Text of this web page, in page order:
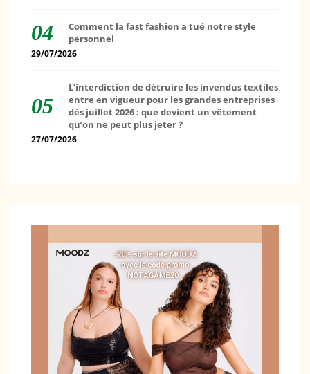
Comment la fast fashion a tué notre style
personnel
29/07/2026
L’interdiction de détruire les invendus textiles
entre en vigueur pour les grandes entreprises
dès juillet 2026 : que devient un vêtement
qu’on ne peut plus jeter ?
27/07/2026